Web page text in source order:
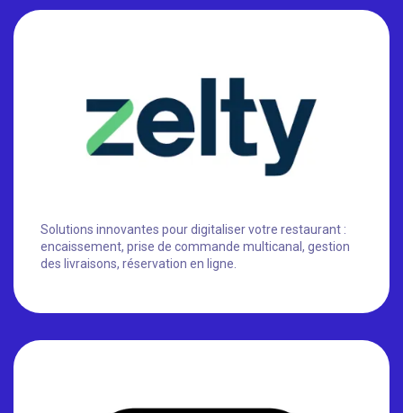
Solutions innovantes pour digitaliser votre restaurant :
encaissement, prise de commande multicanal, gestion
des livraisons, réservation en ligne.